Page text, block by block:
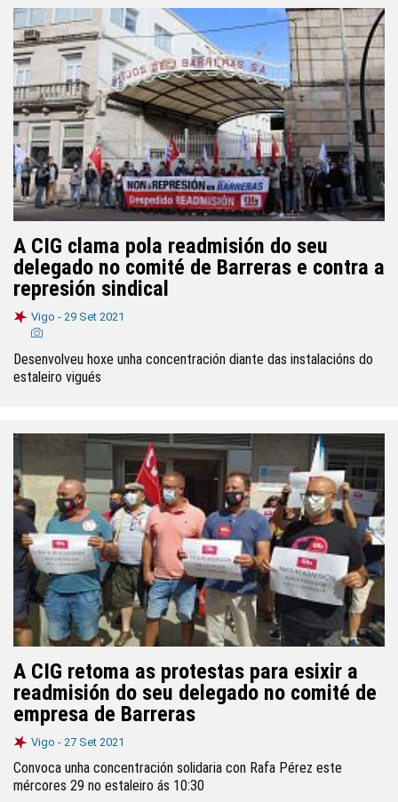
A CIG clama pola readmisión do seu
delegado no comité de Barreras e contra a
represión sindical
Vigo - 29 Set 2021
Desenvolveu hoxe unha concentración diante das instalacións do
estaleiro vigués
A CIG retoma as protestas para esixir a
readmisión do seu delegado no comité de
empresa de Barreras
Vigo - 27 Set 2021
Convoca unha concentración solidaria con Rafa Pérez este
mércores 29 no estaleiro ás 10:30